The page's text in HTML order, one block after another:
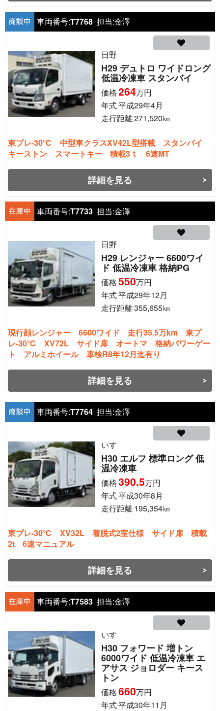
車両番号:T7768 担当:金澤
日野
H29 デュトロ ワイドロング
低温冷凍車 スタンバイ
価格264万円
年式平成29年4月
走行距離271,520㎞
東プレ-30℃ 中型車クラスXV42L型搭載 スタンバイ
キーストン スマートキー 積載3ｔ 6速MT
詳細を見る
車両番号:T7733 担当:金澤
日野
H29 レンジャー 6600ワイ
ド 低温冷凍車 格納PG
価格550万円
年式平成29年12月
走行距離355,655㎞
現行顔レンジャー 6600ワイド 走行35.5万km 東プ
レ-30℃ XV72L サイド扉 オートマ 格納パワーゲー
ト アルミホイール 車検R8年12月迄有り
詳細を見る
車両番号:T7764 担当:金澤
いすゞ
H30 エルフ 標準ロング 低
温冷凍車
価格390.5万円
年式平成30年8月
走行距離195,354㎞
東プレ-30℃ XV32L 着脱式2室仕様 サイド扉 積載
2t 6速マニュアル
詳細を見る
車両番号:T7583 担当:金澤
いすゞ
H30 フォワード 増トン
6000ワイド 低温冷凍車 エ
アサス ジョロダー キース
トン
価格660万円
年式平成30年11月